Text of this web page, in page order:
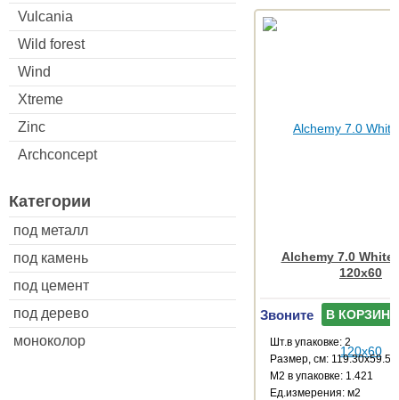
Vulcania
Wild forest
Wind
Xtreme
Zinc
Archconcept
Категории
под металл
под камень
под цемент
под дерево
моноколор
Alchemy 7.0 White
120x60
Звоните В КОРЗИНУ
Шт.в упаковке: 2
Размер, см: 119.30x59.55
М2 в упаковке: 1.421
Ед.измерения: м2